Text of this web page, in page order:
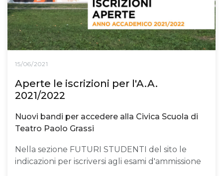
15/06/2021
Aperte le iscrizioni per l'A.A.
2021/2022
Nuovi bandi per accedere alla Civica Scuola di
Teatro Paolo Grassi
Nella sezione FUTURI STUDENTI del sito le
indicazioni per iscriversi agli esami d'ammissione